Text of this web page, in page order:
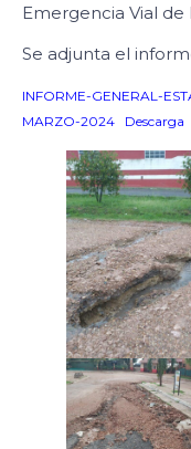
Emergencia Vial de
Se adjunta el
INFORME-GENERAL-
MARZO-2024
Descarga